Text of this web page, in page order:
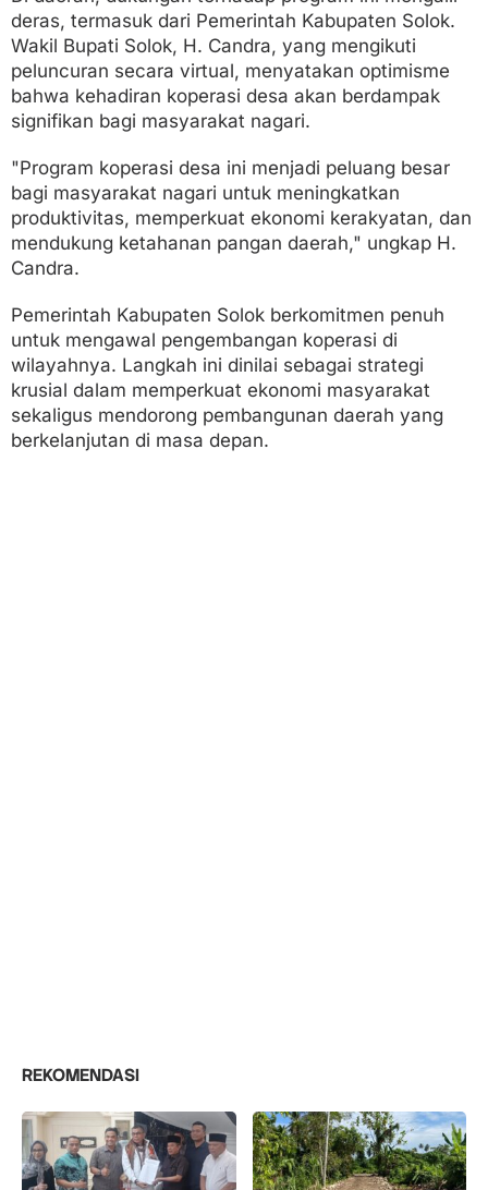
deras, termasuk dari Pemerintah Kabupaten Solok.
Wakil Bupati Solok, H. Candra, yang mengikuti
peluncuran secara virtual, menyatakan optimisme
bahwa kehadiran koperasi desa akan berdampak
signifikan bagi masyarakat nagari.
"Program koperasi desa ini menjadi peluang besar
bagi masyarakat nagari untuk meningkatkan
produktivitas, memperkuat ekonomi kerakyatan, dan
mendukung ketahanan pangan daerah," ungkap H.
Candra.
Pemerintah Kabupaten Solok berkomitmen penuh
untuk mengawal pengembangan koperasi di
wilayahnya. Langkah ini dinilai sebagai strategi
krusial dalam memperkuat ekonomi masyarakat
sekaligus mendorong pembangunan daerah yang
berkelanjutan di masa depan.
REKOMENDASI